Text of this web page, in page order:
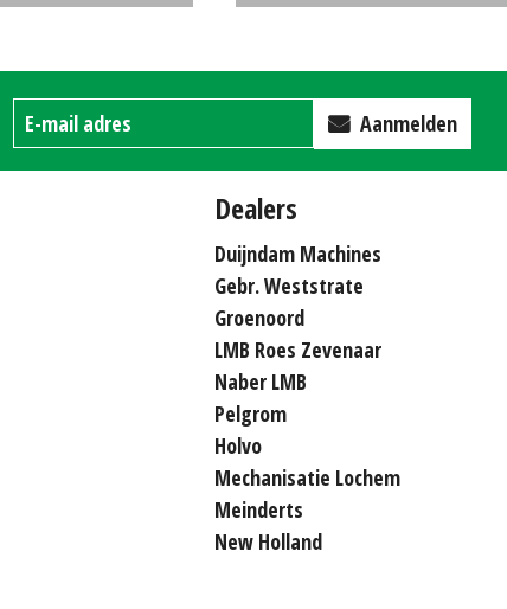
Aanmelden
Dealers
Duijndam Machines
Gebr. Weststrate
Groenoord
LMB Roes Zevenaar
Naber LMB
Pelgrom
Holvo
Mechanisatie Lochem
Meinderts
New Holland